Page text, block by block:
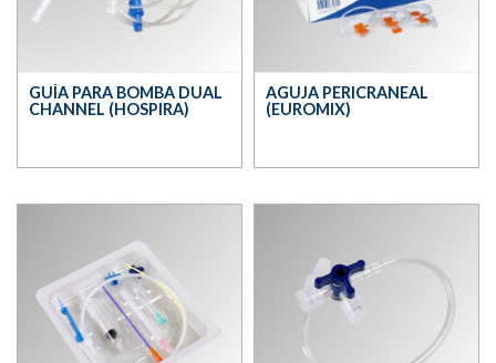
GUÍA PARA BOMBA DUAL
CHANNEL (HOSPIRA)
AGUJA PERICRANEAL
(EUROMIX)